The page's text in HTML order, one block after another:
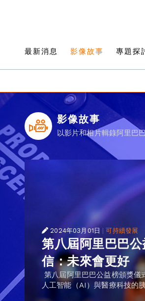
最新消息 影像故事 專題探
影像故事
以影片和相片輯錄阿里巴
2024年03月01日 |可持續發展
第八屆阿里巴巴
信：未來會更好
第八屆阿里巴巴公益榜頒獎儀
人工智能（AI）與醫療科技的